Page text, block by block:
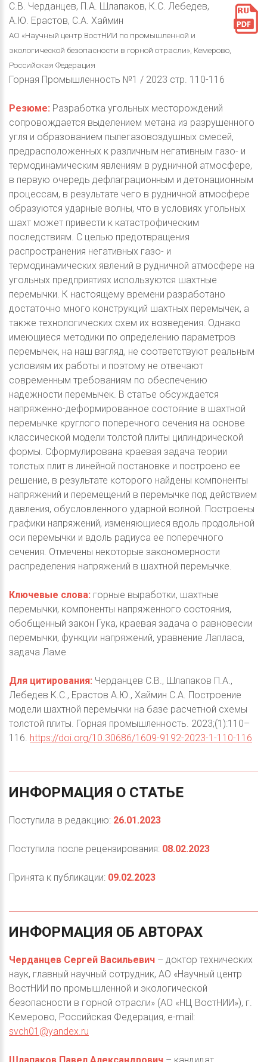
С.В. Черданцев, П.А. Шлапаков, К.С. Лебедев,
А.Ю. Ерастов, С.А. Хаймин
АО «Научный центр ВостНИИ по промышленной и
экологической безопасности в горной отрасли», Кемерово,
Российская Федерация
Горная Промышленность №1 / 2023 стр. 110-116
Резюме: Разработка угольных месторождений
сопровождается выделением метана из разрушенного
угля и образованием пылегазовоздушных смесей,
предрасположенных к различным негативным газо- и
термодинамическим явлениям в рудничной атмосфере,
в первую очередь дефлаграционным и детонационным
процессам, в результате чего в рудничной атмосфере
образуются ударные волны, что в условиях угольных
шахт может привести к катастрофическим
последствиям. С целью предотвращения
распространения негативных газо- и
термодинамических явлений в рудничной атмосфере на
угольных предприятиях используются шахтные
перемычки. К настоящему времени разработано
достаточно много конструкций шахтных перемычек, а
также технологических схем их возведения. Однако
имеющиеся методики по определению параметров
перемычек, на наш взгляд, не соответствуют реальным
условиям их работы и поэтому не отвечают
современным требованиям по обеспечению
надежности перемычек. В статье обсуждается
напряженно-деформированное состояние в шахтной
перемычке круглого поперечного сечения на основе
классической модели толстой плиты цилиндрической
формы. Сформулирована краевая задача теории
толстых плит в линейной постановке и построено ее
решение, в результате которого найдены компоненты
напряжений и перемещений в перемычке под действием
давления, обусловленного ударной волной. Построены
графики напряжений, изменяющиеся вдоль продольной
оси перемычки и вдоль радиуса ее поперечного
сечения. Отмечены некоторые закономерности
распределения напряжений в шахтной перемычке.
Ключевые слова: горные выработки, шахтные
перемычки, компоненты напряженного состояния,
обобщенный закон Гука, краевая задача о равновесии
перемычки, функции напряжений, уравнение Лапласа,
задача Ламе
Для цитирования: Черданцев С.В., Шлапаков П.А.,
Лебедев К.С., Ерастов А.Ю., Хаймин С.А. Построение
модели шахтной перемычки на базе расчетной схемы
толстой плиты. Горная промышленность. 2023;(1):110–
116. https://doi.org/10.30686/1609-9192-2023-1-110-116
ИНФОРМАЦИЯ О СТАТЬЕ
Поступила в редакцию: 26.01.2023
Поступила после рецензирования: 08.02.2023
Принята к публикации: 09.02.2023
ИНФОРМАЦИЯ ОБ АВТОРАХ
Черданцев Сергей Васильевич – доктор технических
наук, главный научный сотрудник, АО «Научный центр
ВостНИИ по промышленной и экологической
безопасности в горной отрасли» (АО «НЦ ВостНИИ»), г.
Кемерово, Российская Федерация, e-mail:
svch01@yandex.ru